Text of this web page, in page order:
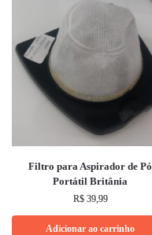
Filtro para Aspirador de Pó
Portátil Britânia
R$39,99
Adicionar ao carrinho